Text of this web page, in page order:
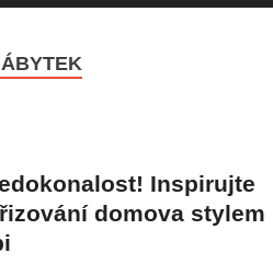
Inspirujte
domova stylem